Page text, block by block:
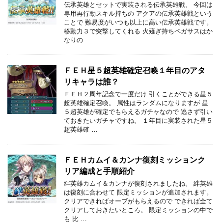
伝承英雄とセットで実装される伝承英雄戦。 今回は
専用再行動スキル持ちの アクアの伝承英雄戦という
ことで 難易度がいつも以上に高い伝承英雄戦です。
移動力３で突撃してくれる 火薙ぎ持ちペガサスはか
なりの …
ＦＥＨ星５超英雄確定召喚１年目のアタ
リキャラは誰？
ＦＥＨ２周年記念で一度だけ 引くことができる星５
超英雄確定召喚。 属性はランダムになりますが 星
５超英雄が確定でもらえるガチャなので 逃さず引い
ておきたいガチャですね。 １年目に実装された星５
超英雄確 …
ＦＥＨカムイ＆カンナ復刻ミッションク
リア編成と手順紹介
絆英雄カムイ＆カンナが復刻されましたね。 絆英雄
は復刻に合わせて 限定ミッションが追加されます。
クリアできればオーブがもらえるので できれば全て
クリアしておきたいところ。 限定ミッションの中で
も 比 …